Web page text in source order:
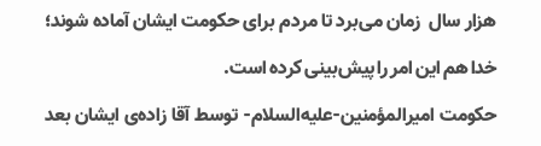
هزار سال زمان می‌برد تا مردم برای حکومت ایشان آماده شوند؛
خدا هم این امر را پیش‌‌بینی کرده است.
حکومت امیرالمؤمنین-علیه‌السلام- توسط آقا زاده‌ی ایشان بعد